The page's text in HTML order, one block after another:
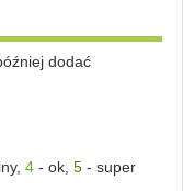
dodać
, 4- ok, 5- super